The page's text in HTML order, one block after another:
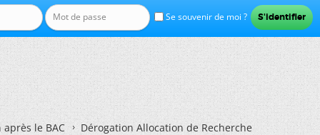
Se souvenir de moi ?
le BAC Dérogation Allocation de Recherche